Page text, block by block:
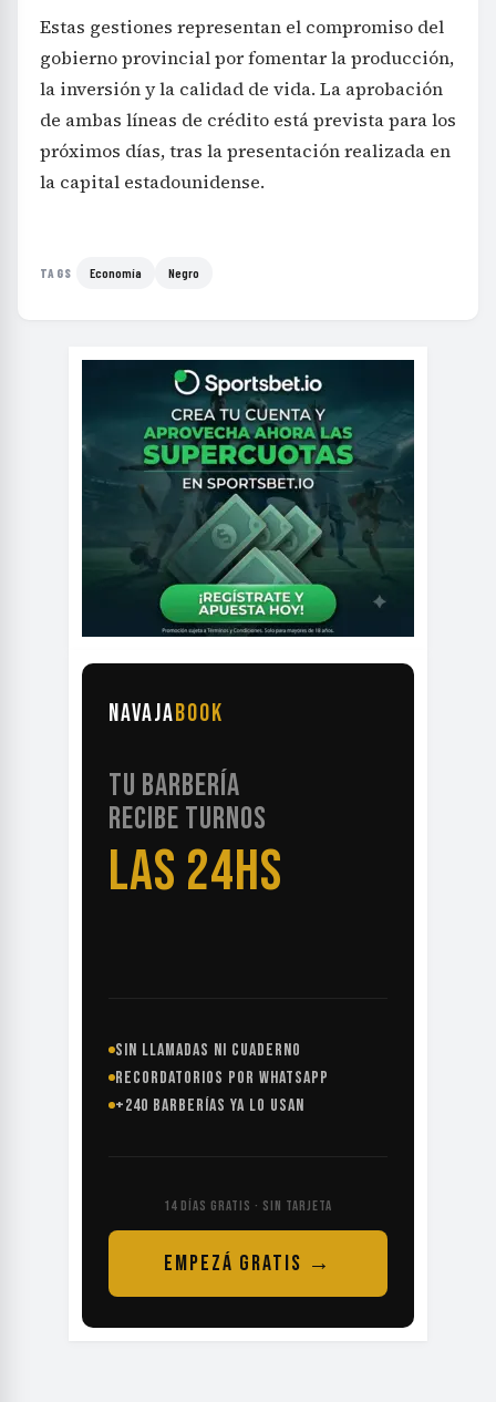
Estas gestiones representan el compromiso del
gobierno provincial por fomentar la producción,
la inversión y la calidad de vida. La aprobación
de ambas líneas de crédito está prevista para los
próximos días, tras la presentación realizada en
la capital estadounidense.
TAGS Economía Negro
NAVAJABOOK
TU BARBERÍA
RECIBE TURNOS
LAS 24HS
SIN LLAMADAS NI CUADERNO
RECORDATORIOS POR WHATSAPP
+240 BARBERÍAS YA LO USAN
14 DÍAS GRATIS · SIN TARJETA
EMPEZÁ GRATIS →